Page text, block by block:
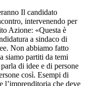
Il candidato
intervenendo per
Azione: «Questa è
a sindaco di
Non abbiamo fatto
siamo partiti da temi
di idee e di persone
così. Esempi di
l’imprenditoria che deve